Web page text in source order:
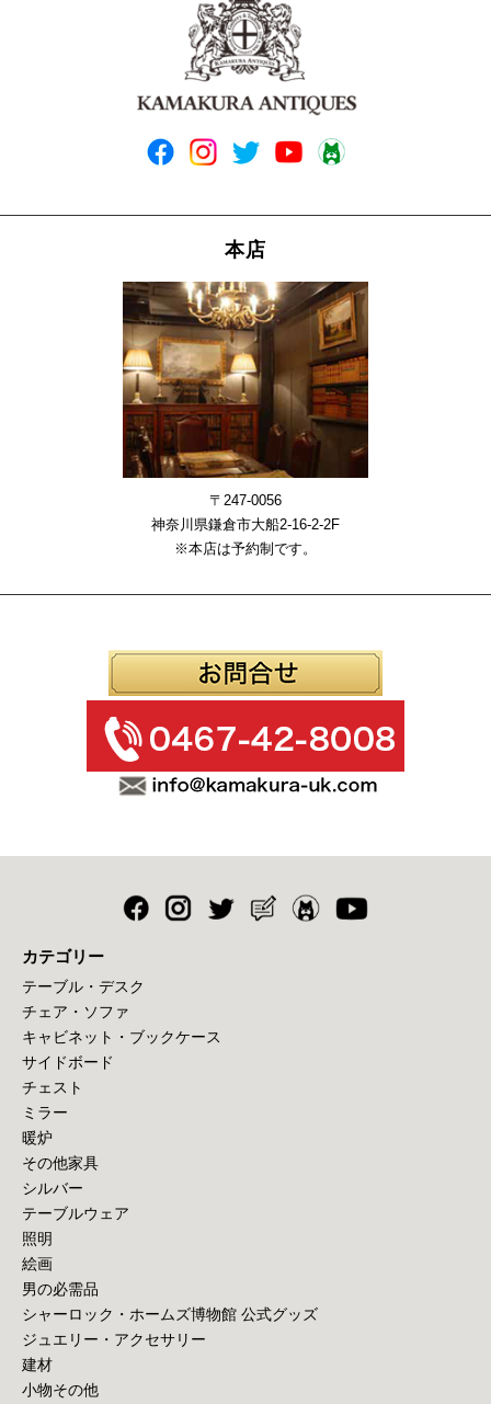
本店
〒247-0056
神奈川県鎌倉市大船2-16-2-2F
※本店は予約制です。
カテゴリー
テーブル・デスク
チェア・ソファ
キャビネット・ブックケース
サイドボード
チェスト
ミラー
暖炉
その他家具
シルバー
テーブルウェア
照明
絵画
男の必需品
シャーロック・ホームズ博物館 公式グッズ
ジュエリー・アクセサリー
建材
小物その他